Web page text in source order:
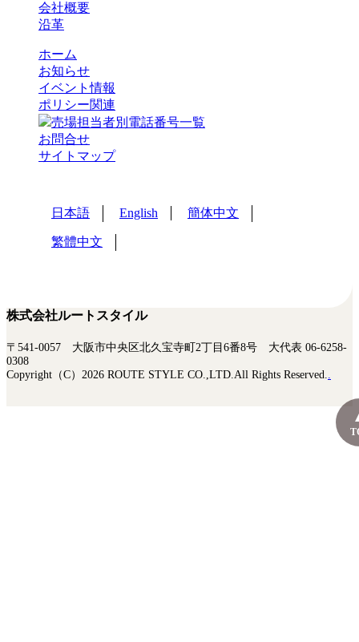
会社概要
沿革
ホーム
お知らせ
イベント情報
ポリシー関連
売場担当者別電話番号一覧
お問合せ
サイトマップ
日本語 English 簡体中文
繁體中文
株式会社ルートスタイル
〒541-0057 大阪市中央区北久宝寺町2丁目6番8号 大代表 06-6258-
0308
Copyright（C）2026 ROUTE STYLE CO.,LTD.All Rights Reserved..